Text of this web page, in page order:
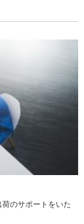
のサポートをいた